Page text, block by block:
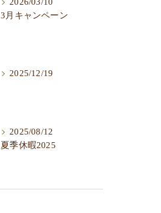
3月キャンペーン
2025/12/19
2025/08/12
夏季休暇2025